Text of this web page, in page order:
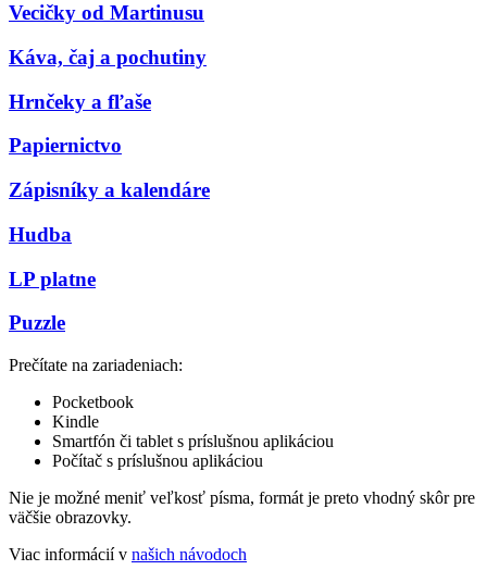
Vecičky od Martinusu
Káva, čaj a pochutiny
Hrnčeky a fľaše
Papiernictvo
Zápisníky a kalendáre
Hudba
LP platne
Puzzle
Prečítate na zariadeniach:
Pocketbook
Kindle
Smartfón či tablet s príslušnou aplikáciou
Počítač s príslušnou aplikáciou
Nie je možné meniť veľkosť písma, formát je preto vhodný skôr pre
väčšie obrazovky.
Viac informácií v našich návodoch